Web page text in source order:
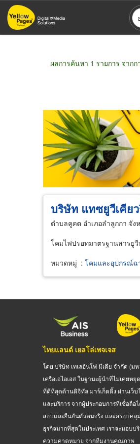
ข้าม
ไป
ผลการค้นหา 1 รายการ จาก
ขายส่ง ขายปลีก
บริษัท แทซยูวีเคีย
ตำบลคูคต อำเภอลำลูกกา จั
โคมไฟปรอทมาตรฐานสารยู
หมวดหมู่ : โคมและอุปกรณ์ฉ
ไทยแลนด์ เยลโล่เพจเจส
โดย บริษัท เทเลอินโฟ มีเดีย จำกัด (ม
เครือเอไอเอส ในฐานะผู้นำที่ไม่เคยห
ที่ดีที่สุดด้านดิจิทัล มาร์เก็ตติ้ง ผ่านเว็
และบริการ จากผู้ประกอบการที่เชื่อถือ
สอบและยืนยันตัวตนจริง และครอบคลุ
ธุรกิจมากที่สุดในประเทศ เราจะมอบบ
ความคาดหมาย จากทีมงานคุณภาพ